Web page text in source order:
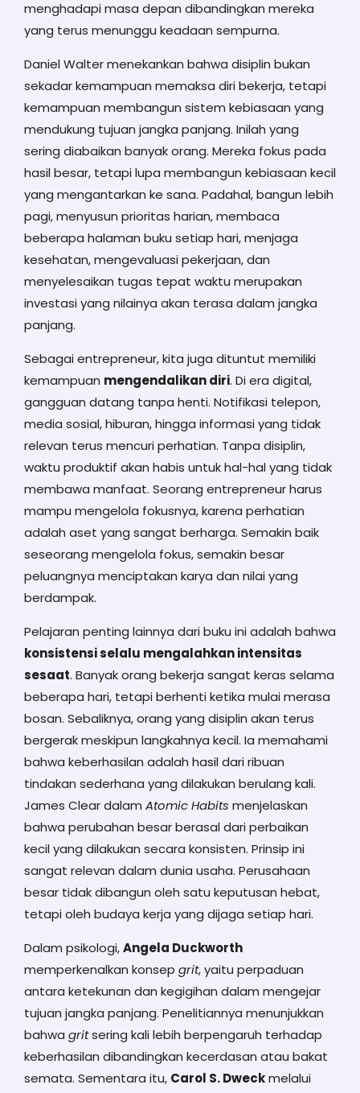
menghadapi masa depan dibandingkan mereka
yang terus menunggu keadaan sempurna.
Daniel Walter menekankan bahwa disiplin bukan
sekadar kemampuan memaksa diri bekerja, tetapi
kemampuan membangun sistem kebiasaan yang
mendukung tujuan jangka panjang. Inilah yang
sering diabaikan banyak orang. Mereka fokus pada
hasil besar, tetapi lupa membangun kebiasaan kecil
yang mengantarkan ke sana. Padahal, bangun lebih
pagi, menyusun prioritas harian, membaca
beberapa halaman buku setiap hari, menjaga
kesehatan, mengevaluasi pekerjaan, dan
menyelesaikan tugas tepat waktu merupakan
investasi yang nilainya akan terasa dalam jangka
panjang.
Sebagai entrepreneur, kita juga dituntut memiliki
kemampuan mengendalikan diri. Di era digital,
gangguan datang tanpa henti. Notifikasi telepon,
media sosial, hiburan, hingga informasi yang tidak
relevan terus mencuri perhatian. Tanpa disiplin,
waktu produktif akan habis untuk hal-hal yang tidak
membawa manfaat. Seorang entrepreneur harus
mampu mengelola fokusnya, karena perhatian
adalah aset yang sangat berharga. Semakin baik
seseorang mengelola fokus, semakin besar
peluangnya menciptakan karya dan nilai yang
berdampak.
Pelajaran penting lainnya dari buku ini adalah bahwa
konsistensi selalu mengalahkan intensitas
sesaat. Banyak orang bekerja sangat keras selama
beberapa hari, tetapi berhenti ketika mulai merasa
bosan. Sebaliknya, orang yang disiplin akan terus
bergerak meskipun langkahnya kecil. Ia memahami
bahwa keberhasilan adalah hasil dari ribuan
tindakan sederhana yang dilakukan berulang kali.
James Clear dalam Atomic Habits menjelaskan
bahwa perubahan besar berasal dari perbaikan
kecil yang dilakukan secara konsisten. Prinsip ini
sangat relevan dalam dunia usaha. Perusahaan
besar tidak dibangun oleh satu keputusan hebat,
tetapi oleh budaya kerja yang dijaga setiap hari.
Dalam psikologi,Angela Duckworth
memperkenalkan konsep grit, yaitu perpaduan
antara ketekunan dan kegigihan dalam mengejar
tujuan jangka panjang. Penelitiannya menunjukkan
bahwa gritsering kali lebih berpengaruh terhadap
keberhasilan dibandingkan kecerdasan atau bakat
semata. Sementara itu, Carol S. Dweckmelalui